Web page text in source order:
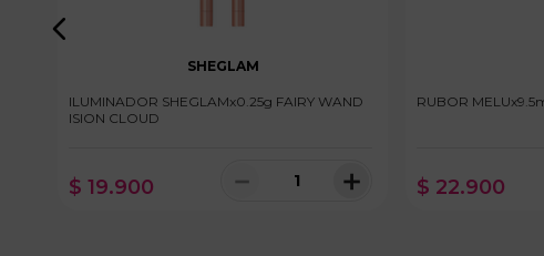
SHEGLAM
ILUMINADOR SHEGLAMx0.25g FAIRY WAND
ISION CLOUD
$ 19.900 ＋
－
RUBOR
$ 22.900